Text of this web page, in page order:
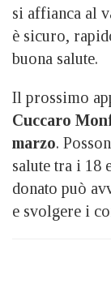
si affianca al
è sicuro,
buona salute.
Il prossimo
Cuccaro
marzo.
salute tra i 18
donato può
e svolgere i